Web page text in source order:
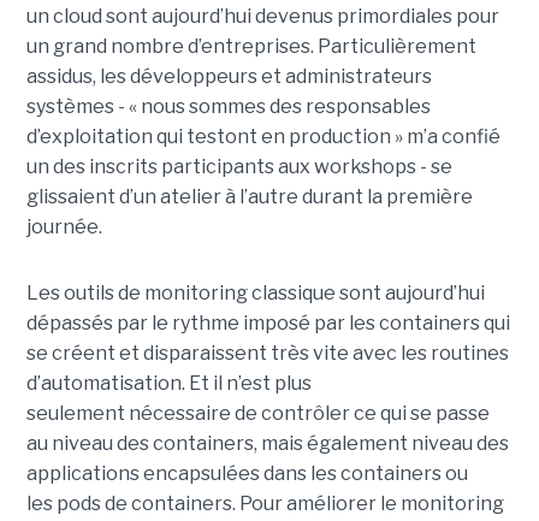
un cloud sont aujourd’hui devenus primordiales pour
un grand nombre d’entreprises. Particulièrement
assidus, les développeurs et administrateurs
systèmes - « nous sommes des responsables
d’exploitation qui testont en production » m’a confié
un des inscrits participants aux workshops- se
glissaient d’un atelier à l’autre durant la première
journée.
Les outils de monitoring classique sont aujourd’hui
dépassés par le rythme imposé par les containers qui
se créent et disparaissent très vite avec les routines
d’automatisation. Et il n’est plus
seulement nécessaire de contrôler ce qui se passe
au niveau des containers, mais également niveau des
applications encapsulées dans les containers ou
les podsde containers. Pour améliorer le monitoring